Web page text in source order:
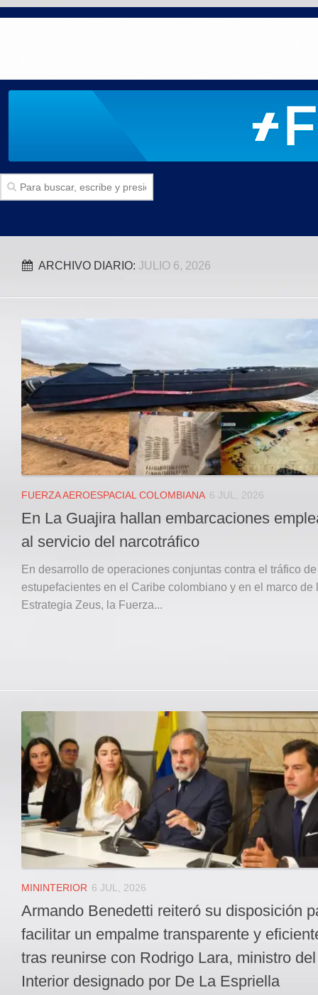
SECCIONES
Politica
Local
JUDICIAL
ÁREA METROPOLITANA
REGIONAL
DEPARTAMENTAL
Internacional
Instagram
Registro ISSN: 2711-3299
ARCHIVO DIARIO: JULIO 6, 2026
FUERZA AEROESPACIAL COLOMBIANA 6 JUL, 2026
En La Guajira hallan embarcaciones
al servicio del narcotráfico
En desarrollo de operaciones conjuntas contra el tráfico de
estupefacientes en el Caribe colombiano y en el marco de
Estrategia Zeus, la Fuerza...
MININTERIOR 6 JUL, 2026
Armando Benedetti reiteró su disposición
facilitar un empalme transparente y
tras reunirse con Rodrigo Lara, ministro del
Interior designado por De La Espriella